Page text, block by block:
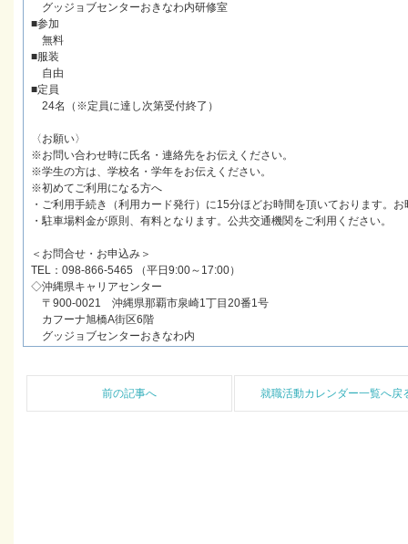
グッジョブセンターおきなわ内研修室
■参加
無料
■服装
自由
■定員
24名（※定員に達し次第受付終了）
〈お願い〉
※お問い合わせ時に氏名・連絡先をお伝えください。
※学生の方は、学校名・学年をお伝えください。
※初めてご利用になる方へ
・ご利用手続き（利用カード発行）に15分ほどお時間を頂いております。
・駐車場料金が原則、有料となります。公共交通機関をご利用ください。
＜お問合せ・お申込み＞
TEL：098-866-5465 （平日9:00～17:00）
◇沖縄県キャリアセンター
〒900-0021 沖縄県那覇市泉崎1丁目20番1号
カフーナ旭橋A街区6階
グッジョブセンターおきなわ内
前の記事へ 就職活動カレンダー一覧へ戻